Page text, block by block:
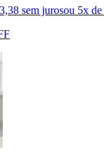
sem jurosou 5x de